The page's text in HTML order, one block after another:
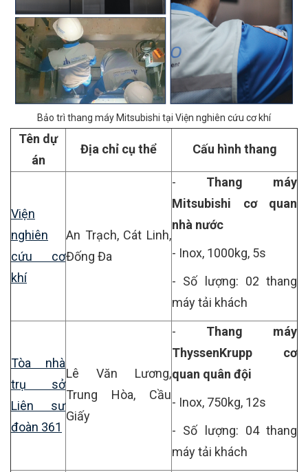
Bảo trì thang máy Mitsubishi tại Viện nghiên cứu cơ khí
Tên dự
án
Địa chỉ cụ thể Cấu hình thang
Viện
nghiên
cứu cơ
khí
An Trạch, Cát Linh,
Đống Đa
- Thang máy
Mitsubishi cơ quan
nhà nước
- Inox, 1000kg, 5s
- Số lượng: 02 thang
máy tải khách
Tòa nhà
trụ sở
Liên sư
đoàn 361
Lê Văn Lương,
Trung Hòa, Cầu
Giấy
- Thang máy
ThyssenKrupp cơ
quan quân đội
- Inox, 750kg, 12s
- Số lượng: 04 thang
máy tải khách